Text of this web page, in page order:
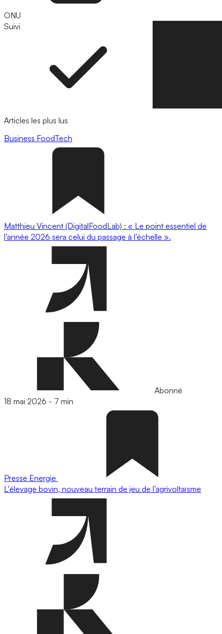
ONU
Suivi
Articles les plus lus
Business FoodTech
Matthieu Vincent (DigitalFoodLab) : « Le point essentiel de
l’année 2026 sera celui du passage à l’échelle ».
Abonné
18 mai 2026 - 7 min
Presse Energie
L'élevage bovin, nouveau terrain de jeu de l’agrivoltaïsme